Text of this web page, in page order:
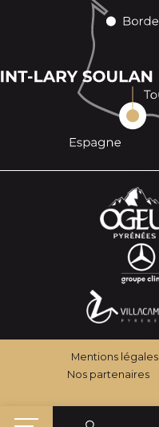
Mentions légales
Nos partenaires